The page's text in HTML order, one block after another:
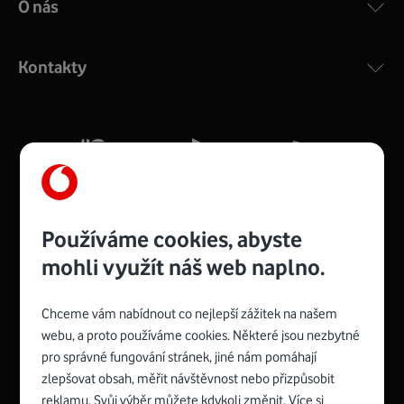
COMPAL CH7465VF
silný signál pro celou domácnost. Kompaktní rozměry 21
Více o COMPAL CH7465VF
Zyxel VMG8623-T50B:
Rozměry modemu jsou 16 x 22 x 7,5 cm (včetně stojánku)
Spojte se s Vodafonem
O nás
Kontakty
Používáme cookies, abyste
mohli využít náš web naplno.
Chceme vám nabídnout co nejlepší zážitek na našem
webu, a proto používáme cookies. Některé jsou nezbytné
pro správné fungování stránek, jiné nám pomáhají
zlepšovat obsah, měřit návštěvnost nebo přizpůsobit
reklamu. Svůj výběr můžete kdykoli změnit. Více si